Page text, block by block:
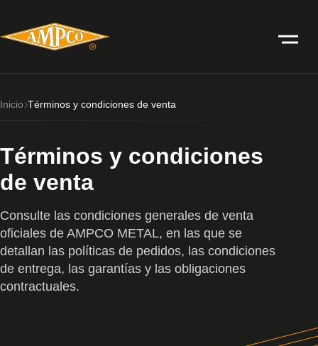
Inicio Términos y condiciones de venta
Términos y condiciones
de venta
Consulte las condiciones generales de venta
oficiales de AMPCO METAL, en las que se
detallan las políticas de pedidos, las condiciones
de entrega, las garantías y las obligaciones
contractuales.